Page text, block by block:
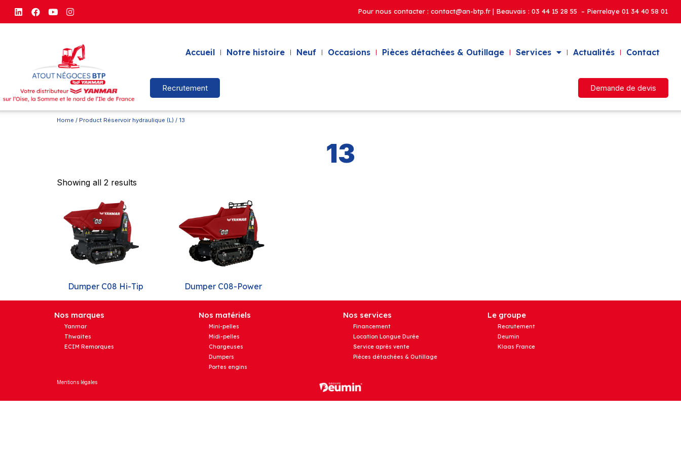
Pour nous contacter : contact@an-btp.fr | Beauvais : 03 44 15 28 55 – Pierrelaye 01 34 40 58 01
Accueil Notre histoire Neuf Occasions Pièces détachées & Outillage Services Actualités Contact
Recrutement Demande de devis
Home / Product Réservoir hydraulique (L) / 13
13
Showing all 2 results
Dumper C08 Hi-Tip Dumper C08-Power
Nos marques
Yanmar
Thwaites
ECIM Remorques
Nos matériels
Mini-pelles
Midi-pelles
Chargeuses
Dumpers
Portes engins
Nos services
Financement
Location Longue Durée
Service après vente
Pièces détachées & Outillage
Le groupe
Recrutement
Deumin
Klaas France
Mentions légales